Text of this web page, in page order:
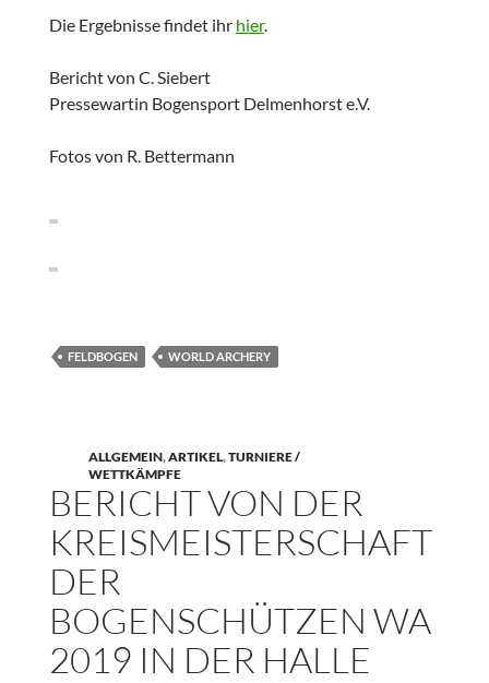
Die Ergebnisse findet ihr hier.
Bericht von C. Siebert
Pressewartin Bogensport Delmenhorst e.V.
Fotos von R. Bettermann
FELDBOGEN WORLD ARCHERY
ALLGEMEIN,ARTIKEL,TURNIERE /
WETTKÄMPFE
BERICHT VON DER
KREISMEISTERSCHAFT
DER
BOGENSCHÜTZEN WA
2019 IN DER HALLE